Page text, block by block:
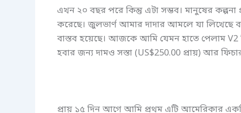
এখন ২০ বছর পরে কিন্তু এটা সম্ভব। মানুষের
করেছে। জুলভার্ণ আমার দাদার আমলে যা লিখেছে
বাস্তব হয়েছে। আজকে আমি যেমন হাতে পেলাম
হবার জন্য দামও সস্তা (US$250.00 প্রায়) আর
প্রায় ১৫ দিন আগে আমি প্রথম এটি আমেরিকার